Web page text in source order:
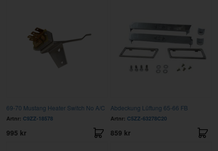
69-70 Mustang Heater Switch No A/C
Artnr: C9ZZ-18578
995 kr
Abdeckung Lüftung 65-66 FB
Artnr: C5ZZ-63278C20
859 kr